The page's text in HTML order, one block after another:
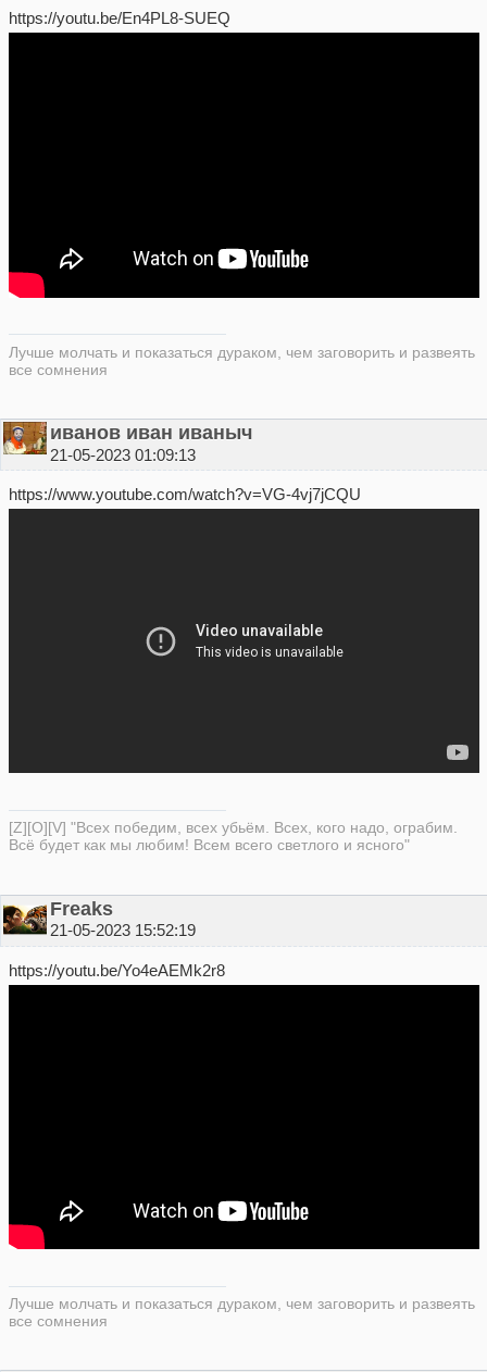
https://youtu.be/En4PL8-SUEQ
Лучше молчать и показаться дураком, чем заговорить и развеять
все сомнения
иванов иван иваныч
21-05-2023 01:09:13
https://www.youtube.com/watch?v=VG-4vj7jCQU
[Z][O][V] "Всех победим, всех убьём. Всех, кого надо, ограбим.
Всё будет как мы любим! Всем всего светлого и ясного"
Freaks
21-05-2023 15:52:19
https://youtu.be/Yo4eAEMk2r8
Лучше молчать и показаться дураком, чем заговорить и развеять
все сомнения